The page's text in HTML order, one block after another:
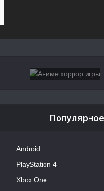
Популярное
Android
PlayStation 4
Xbox One